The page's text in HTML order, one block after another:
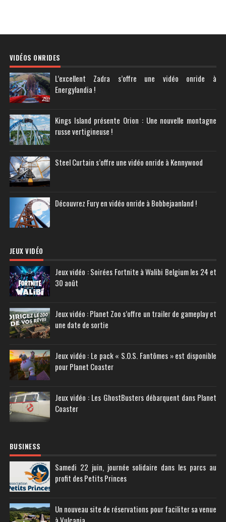
VIDÉOS ONRIDES
L’excellent Zadra s’offre une vidéo onride à
Energylandia !
Kings Island présente Orion : Une nouvelle montagne
russe vertigineuse !
Steel Curtain s’offre une vidéo onride à Kennywood
Découvrez Fury en vidéo onride à Bobbejaanland !
JEUX VIDÉO
Jeux vidéo : Soirées Fortnite à Walibi Belgium les 24 et
30 août
Jeux vidéo : Planet Zoo s’offre un trailer de gameplay et
une date de sortie
Jeux vidéo : Le pack « S.O.S. Fantômes » est disponible
pour Planet Coaster
Jeux vidéo : Les GhostBusters débarquent dans Planet
Coaster
BUSINESS
Samedi 22 juin, journée solidaire dans les parcs au
profit des Petits Princes
Un nouveau site de réservations pour faciliter sa venue